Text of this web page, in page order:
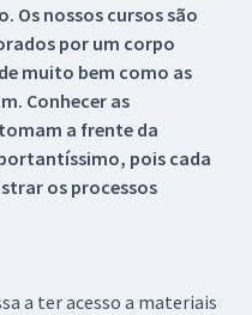
Os nossos cursos são
por um corpo
muito bem como as
Conhecer as
a frente da
pois cada
os processos
a ter acesso a materiais